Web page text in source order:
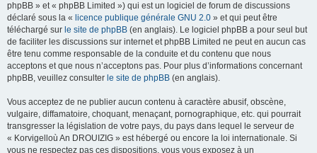
phpBB » et « phpBB Limited ») qui est un logiciel de forum de discussions
déclaré sous la « licence publique générale GNU 2.0 » et qui peut être
téléchargé sur le site de phpBB (en anglais). Le logiciel phpBB a pour seul but
de faciliter les discussions sur internet et phpBB Limited ne peut en aucun cas
être tenu comme responsable de la conduite et du contenu que nous
acceptons et que nous n’acceptons pas. Pour plus d’informations concernant
phpBB, veuillez consulter le site de phpBB (en anglais).
Vous acceptez de ne publier aucun contenu à caractère abusif, obscène,
vulgaire, diffamatoire, choquant, menaçant, pornographique, etc. qui pourrait
transgresser la législation de votre pays, du pays dans lequel le serveur de
« Korvigelloù An DROUIZIG » est hébergé ou encore la loi internationale. Si
vous ne respectez pas ces dispositions, vous vous exposez à un